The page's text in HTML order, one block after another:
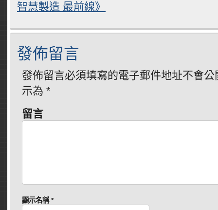
智慧製造 最前線》
發佈留言
發佈留言必須填寫的電子郵件地址不會公
示為 *
留言
顯示名稱*